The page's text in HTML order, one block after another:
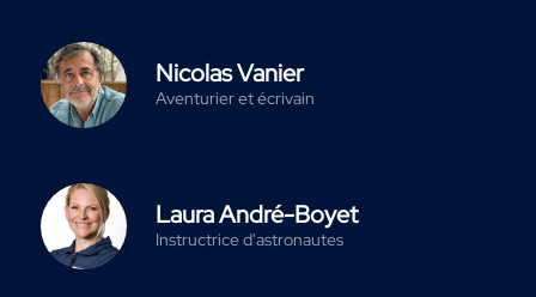
Nicolas Vanier
Aventurier et écrivain
Laura André-Boyet
Instructrice d'astronautes